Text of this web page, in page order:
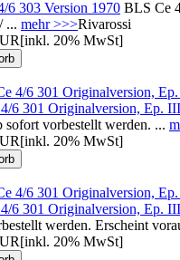
6 303 Version 1970 BLS Ce
... mehr >>>Rivarossi
[inkl. 20% MwSt]
6 301 Originalversion, Ep.
sofort vorbestellt werden. ...
[inkl. 20% MwSt]
6 301 Originalversion, Ep.
werden. Erscheint
[inkl. 20% MwSt]